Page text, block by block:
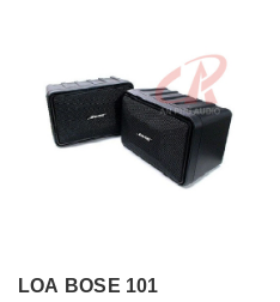
LOA BOSE 101